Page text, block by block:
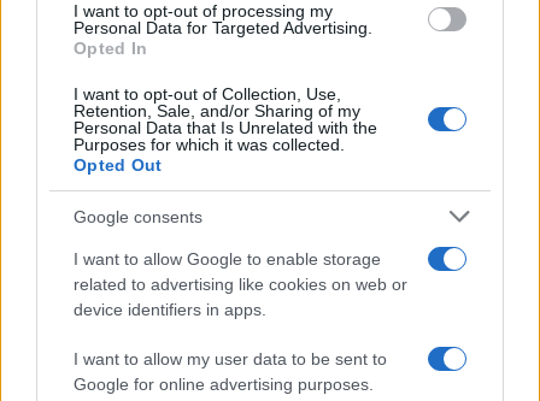
I want to opt-out of processing my
Personal Data for Targeted Advertising.
Opted In
I want to opt-out of Collection, Use,
Retention, Sale, and/or Sharing of my
Personal Data that Is Unrelated with the
Purposes for which it was collected.
Opted Out
Google consents
I want to allow Google to enable storage
related to advertising like cookies on web or
device identifiers in apps.
I want to allow my user data to be sent to
Google for online advertising purposes.
6 Giugno 2026, 15:00